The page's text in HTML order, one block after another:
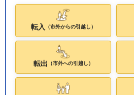
転入 （市外からの引越し）
転出 （市外への引越し）